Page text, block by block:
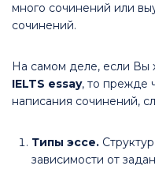
много сочинений или
сочинений.
На самом деле, если Вы
IELTS essay, то прежде
написания сочинений,
Типы эссе.
зависимости от